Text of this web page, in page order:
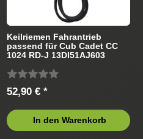
Keilriemen Fahrantrieb
passend für Cub Cadet CC
1024 RD-J 13DI51AJ603
52,90 € *
In den Warenkorb